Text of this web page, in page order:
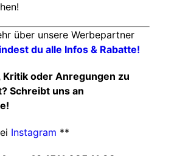
über unsere Werbepartner
du alle Infos & Rabatte!
Kritik oder Anregungen zu
Schreibt uns an
Instagram **